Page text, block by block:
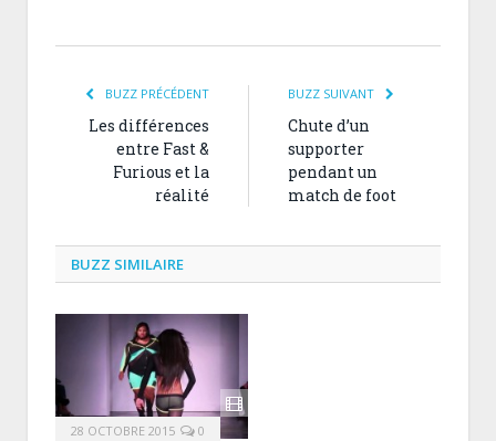
BUZZ PRÉCÉDENT
Les différences
entre Fast &
Furious et la
réalité
BUZZ SUIVANT
Chute d’un
supporter
pendant un
match de foot
BUZZ SIMILAIRE
28 OCTOBRE 2015 0